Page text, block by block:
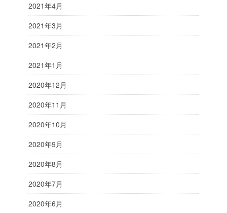
2021年4月
2021年3月
2021年2月
2021年1月
2020年12月
2020年11月
2020年10月
2020年9月
2020年8月
2020年7月
2020年6月